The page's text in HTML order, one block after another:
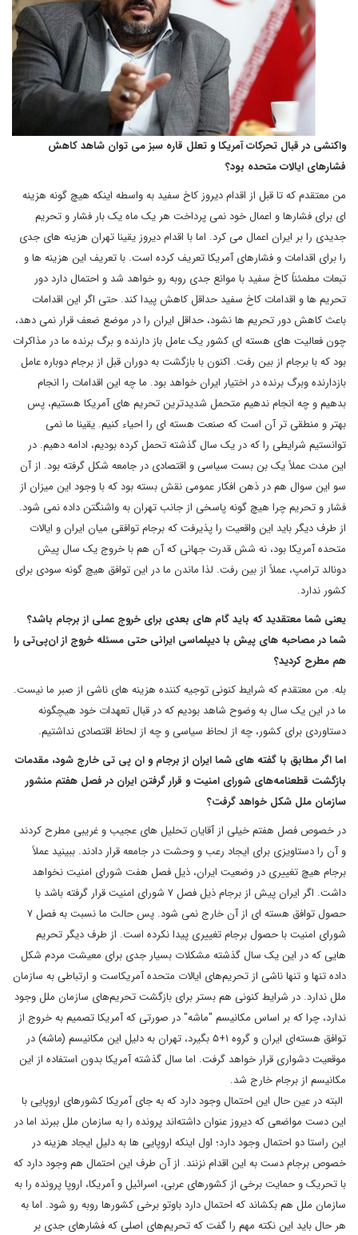
واکنشی در قبال تحرکات آمریکا و تعلل قاره سبز می توان شاهد کاهش
فشارهای ایالات متحده بود؟
من معتقدم که تا قبل از اقدام دیروز کاخ سفید به واسطه اینکه هیچ گونه هزینه
ای برای فشارها و اعمال خود نمی پرداخت هر یک ماه یک بار فشار و تحریم
جدیدی را بر ایران اعمال می کرد. اما با اقدام دیروز یقینا تهران هزینه های جدی
را برای اقدامات و فشارهای آمریکا تعریف کرده است. با تعریف این هزینه ها و
تبعات مطمئناً کاخ سفید با موانع جدی روبه رو خواهد شد و احتمال دارد دور
تحریم ها و اقدامات کاخ سفید حداقل کاهش پیدا کند. حتی اگر این اقدامات
باعث کاهش دور تحریم ها نشود، حداقل ایران را در موضع ضعف قرار نمی دهد،
چون فعالیت های هسته ای کشور یک عامل باز دارنده و برگ برنده ما در مذاکرات
بود که با برجام از بین رفت. اکنون با بازگشت به دوران قبل از برجام دوباره عامل
بازدارنده وبرگ برنده در اختیار ایران خواهد بود. ما چه این اقدامات را انجام
بدهیم و چه انجام ندهیم متحمل شدیدترین تحریم های آمریکا هستیم، پس
بهتر و منطقی تر آن است که صنعت هسته ای را احیاء کنیم. یقینا ما نمی
توانستیم شرایطی را که در یک سال گذشته تحمل کرده بودیم، ادامه دهیم. در
این مدت عملاً یک بن بست سیاسی و اقتصادی در جامعه شکل گرفته بود. از آن
سو این سوال هم در ذهن افکار عمومی نقش بسته بود که با وجود این میزان از
فشار و تحریم چرا هیچ گونه پاسخی از جانب تهران به واشنگتن داده نمی شود.
از طرف دیگر باید این واقعیت را پذیرفت که برجام توافقی میان ایران و ایالات
متحده آمریکا بود، نه شش قدرت جهانی که آن هم با خروج یک سال پیش
دونالد ترامپ، عملاً از بین رفت. لذا ماندن ما در این توافق هیچ گونه سودی برای
کشور ندارد.
یعنی شما معتقدید که باید گام های بعدی برای خروج عملی از برجام باشد؟
شما در مصاحبه های پیش با دیپلماسی ایرانی حتی مسئله خروج از ان‌پی‌تی را
هم مطرح کردید؟
بله. من معتقدم که شرایط کنونی توجیه کننده هزینه های ناشی از صبر ما نیست.
ما در این یک سال به وضوح شاهد بودیم که در قبال تعهدات خود هیچگونه
دستاوردی برای کشور، چه از لحاظ سیاسی و چه از لحاظ اقتصادی نداشتیم.
اما اگر مطابق با گفته های شما ایران از برجام و ان پی تی خارج شود، مقدمات
بازگشت قطعنامه‌های شورای امنیت و قرار گرفتن ایران در فصل هفتم منشور
سازمان ملل شکل خواهد گرفت؟
در خصوص فصل هفتم خیلی از آقایان تحلیل های عجیب و غریبی مطرح کردند
و آن را دستاویزی برای ایجاد رعب و وحشت در جامعه قرار دادند. ببینید عملاً
برجام هیچ تغییری در وضعیت ایران، ذیل فصل هفت شورای امنیت نخواهد
داشت. اگر ایران پیش از برجام ذیل فصل ۷ شورای امنیت قرار گرفته باشد با
حصول توافق هسته ای از آن خارج نمی شود. پس حالت ما نسبت به فصل ۷
شورای امنیت با حصول برجام تغییری پیدا نکرده است. از طرف دیگر تحریم
هایی که در این یک سال گذشته مشکلات بسیار جدی برای معیشت مردم شکل
داده تنها و تنها ناشی از تحریم‌های ایالات متحده آمریکاست و ارتباطی به سازمان
ملل ندارد. در شرایط کنونی هم بستر برای بازگشت تحریم‌های سازمان ملل وجود
ندارد، چرا که بر اساس مکانیسم "ماشه" در صورتی که آمریکا تصمیم به خروج از
توافق هسته‌ای ایران و گروه ۱+۵ بگیرد، تهران به دلیل این مکانیسم (ماشه) در
موقعیت دشواری قرار خواهد گرفت. اما سال گذشته آمریکا بدون استفاده از این
مکانیسم از برجام خارج شد.
البته در عین حال این احتمال وجود دارد که به جای آمریکا کشورهای اروپایی با
این دست مواضعی که دیروز عنوان داشته‌اند پرونده را به سازمان ملل ببرند اما در
این راستا دو احتمال وجود دارد؛ اول اینکه اروپایی ها به دلیل ایجاد هزینه در
خصوص برجام دست به این اقدام نزنند. از آن طرف این احتمال هم وجود دارد که
با تحریک و حمایت برخی از کشورهای عربی، اسرائیل و آمریکا، اروپا پرونده را به
سازمان ملل هم بکشاند که احتمال دارد باوتو برخی کشورها روبه رو شود. اما به
هر حال باید این نکته مهم را گفت که تحریم‌های اصلی که فشارهای جدی بر